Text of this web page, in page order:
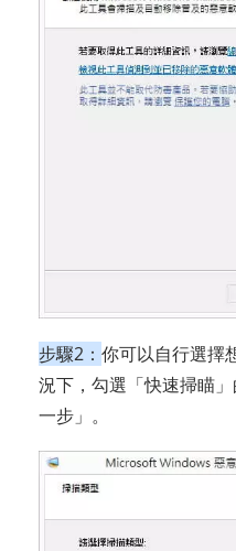
步驟2： 你可以自行選擇
況下，勾選「快速掃瞄
一步」。